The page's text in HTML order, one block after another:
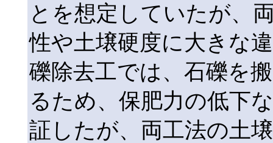
とを想定していたが、
性や土壌硬度に大きな
礫除去工では、石礫を
るため、保肥力の低下
証したが、両工法の土